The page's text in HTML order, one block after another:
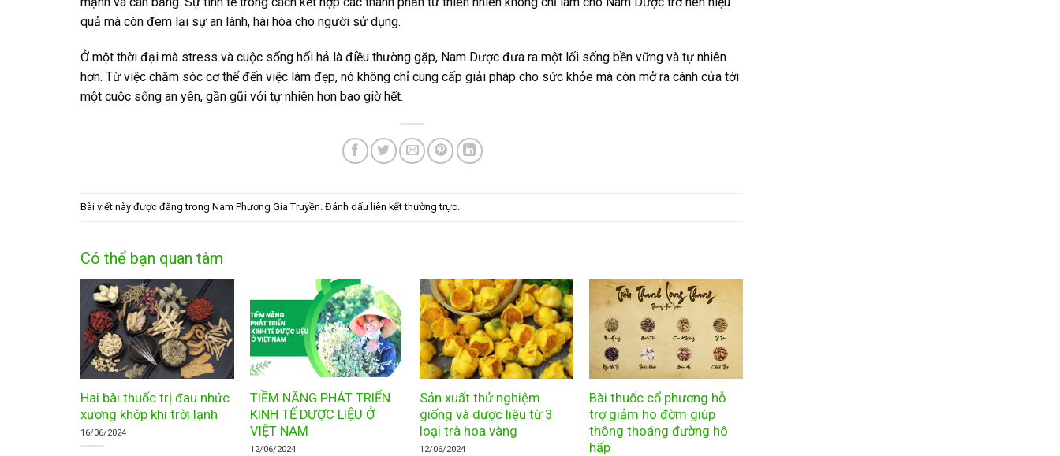
quả mà còn đem lại sự an lành, hài hòa cho người sử dụng.
Ở một thời đại mà stress và cuộc sống hối hả là điều thường gặp, Nam Dược đưa ra một lối sống bền vững và tự nhiên
hơn. Từ việc chăm sóc cơ thể đến việc làm đẹp, nó không chỉ cung cấp giải pháp cho sức khỏe mà còn mở ra cánh cửa tới
một cuộc sống an yên, gần gũi với tự nhiên hơn bao giờ hết.
Bài viết này được đăng trong Nam Phương Gia Truyền . Đánh dấu liên kết thường trực
Có thể bạn quan tâm
Hai bài thuốc trị đau nhức
xương khớp khi trời lạnh
16/06/2024
TIỀM NĂNG PHÁT TRIỂN
KINH TẾ DƯỢC LIỆU Ở
VIỆT NAM
12/06/2024
Sản xuất thử nghiệm
giống và dược liệu từ 3
loại trà hoa vàng
12/06/2024
Bài thuốc cổ phương hỗ
trợ giảm ho đờm giúp
thông thoáng đường hô
hấp